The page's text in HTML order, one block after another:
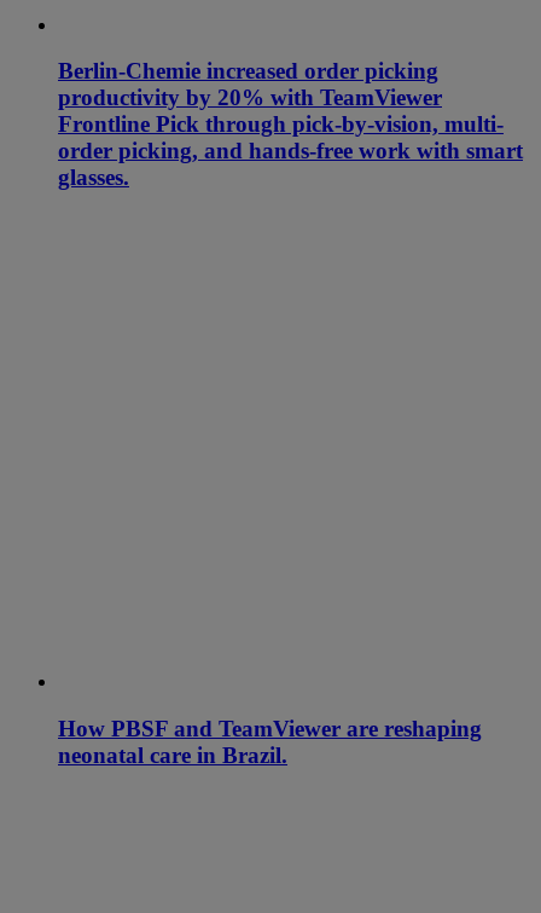
Berlin-Chemie increased order picking
productivity by 20% with TeamViewer
Frontline Pick through pick-by-vision, multi-
order picking, and hands-free work with smart
glasses.
How PBSF and TeamViewer are reshaping
neonatal care in Brazil.